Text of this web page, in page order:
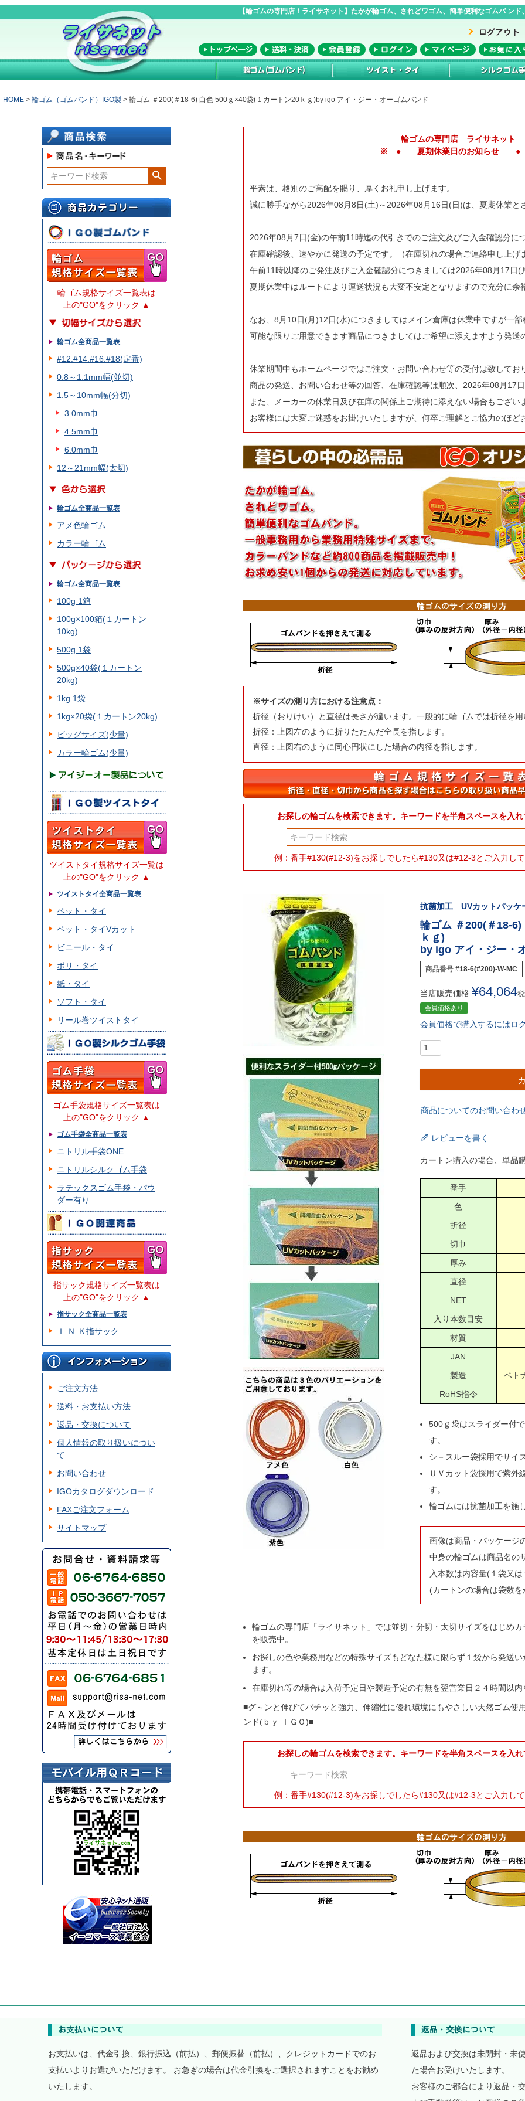
【輪ゴムの専門店！ライサネット】たかが輪ゴム、されどワゴム、簡単便利なゴムバ ン
HOME 輪ゴム（ゴムバンド）IGO製 輪ゴム ＃200(＃18-6) 白色 500ｇ×40袋(１カートン20ｋｇ)by igo アイ・ジー・オーゴムバンド
輪ゴム規格サイズ一覧表は
上の"GO"をクリック ▲
輪ゴム全商品一覧表
#12.#14.#16.#18(定番)
0.8～1.1mm幅(並切)
1.5～10mm幅(分切)
3.0mm巾
4.5mm巾
6.0mm巾
12～21mm幅(太切)
輪ゴム全商品一覧表
アメ色輪ゴム
カラー輪ゴム
輪ゴム全商品一覧表
100g 1箱
100g×100箱(１カートン
10kg)
500g 1袋
500g×40袋(１カートン
20kg)
1kg 1袋
1kg×20袋(１カートン20kg)
ビッグサイズ(少量)
カラー輪ゴム(少量)
ツイストタイ規格サイズ一覧は
上の"GO"をクリック ▲
ツイストタイ全商品一覧表
ペット・タイ
ペット・タイVカット
ビニール・タイ
ポリ・タイ
紙・タイ
ソフト・タイ
リール巻ツイストタイ
ゴム手袋規格サイズ一覧表は
上の"GO"をクリック ▲
ゴム手袋全商品一覧表
ニトリル手袋ONE
ニトリルシルクゴム手袋
ラテックスゴム手袋・パウ
ダー有り
指サック規格サイズ一覧表は
上の"GO"をクリック ▲
指サック全商品一覧表
Ｉ.Ｎ.Ｋ指サック
ご注文方法
送料・お支払い方法
返品・交換について
個人情報の取り扱いについ
て
お問い合わせ
IGOカタログダウンロード
FAXご注文フォーム
サイトマップ
輪ゴムの専門店 ライサネット
※ ● 夏期休業日のお知らせ
平素は、格別のご高配を賜り、厚くお礼申し上げます。
誠に勝手ながら2026年08月8日(土)～2026年08月16日(日)は、夏期休業と
2026年08月7日(金)の午前11時迄の代引きでのご注文及びご入金確認分に
在庫確認後、速やかに発送の予定です。（在庫切れの場合ご連絡申し上げ
午前11時以降のご発注及びご入金確認分につきましては2026年08月17日(
夏期休業中はルートにより運送状況も大変不安定となりますので充分に余
なお、8月10日(月)12日(水)につきましてはメイン倉庫は休業中ですが一
可能な限りご用意できます商品につきましてはご希望に添えますよう発送
休業期間中もホームページではご注文・お問い合わせ等の受付は致してお
商品の発送、お問い合わせ等の回答、在庫確認等は順次、2026年08月17
また、メーカーの休業日及び在庫の関係上ご期待に添えない場合もござい
お客様には大変ご迷惑をお掛けいたしますが、何卒ご理解とご協力のほど
※サイズの測り方における注意点：
折径（おりけい）と直径は長さが違います。一般的に輪ゴムでは折径を
折径：上図左のように折りたたんだ全長を指します。
直径：上図右のように同心円状にした場合の内径を指します。
お探しの輪ゴムを検索できます。キーワードを半角スペースを入
検索
例：番手#130(#12-3)をお探しでしたら#130又は#12-3とご入力し
抗菌加工 UVカットパッ
輪ゴム ＃200(＃18-
ｋｇ)
by igo アイ・ジー・
商品番号 #18-6(#200)-W-MC
当店販売価格 ¥64,064
会員価格あり
会員価格で購入するにはロ
商品についてのお問い合わ
レビューを書く
カートン購入の場合、単品
番手
色
折径
切巾
厚み
直径
NET
入り本数目安
材質
JAN
製造
ベト
RoHS指令
500ｇ袋はスライダー付
す。
シ－スルー袋採用でサイ
ＵＶカット袋採用で紫外
す。
輪ゴムには抗菌加工を施
画像は商品・パッケージ
中身の輪ゴムは商品名の
入本数は内容量(１袋又
(カートンの場合は袋数
輪ゴムの専門店「ライサネット」では並切・分切・太切サイズをはじめ
を販売中。
お探しの色や業務用などの特殊サイズもどなた様に限らず１袋から発送
ます。
在庫切れ等の場合は入荷予定日や製造予定の有無を翌営業日２４時間以
■グ～ンと伸びてパチッと強力、伸縮性に優れ環境にもやさしい天然ゴム
ンド(ｂｙ ＩＧＯ)■
お探しの輪ゴムを検索できます。キーワードを半角スペースを入
検索
例：番手#130(#12-3)をお探しでしたら#130又は#12-3とご入力し
お支払いは、代金引換、銀行振込（前払）、郵便振替（前払）、クレジットカードでのお
支払いよりお選びいただけます。 お急ぎの場合は代金引換をご選択されますことをお勧め
いたします。
返品および交換は未開封・未
た場合お受けいたします。
お客様のご都合により返品・